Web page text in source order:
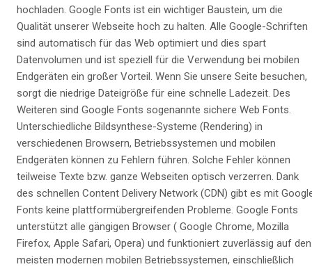
hochladen. Google Fonts ist ein wichtiger Baustein, um die
Qualität unserer Webseite hoch zu halten. Alle Google-Schriften
sind automatisch für das Web optimiert und dies spart
Datenvolumen und ist speziell für die Verwendung bei mobilen
Endgeräten ein großer Vorteil. Wenn Sie unsere Seite besuchen,
sorgt die niedrige Dateigröße für eine schnelle Ladezeit. Des
Weiteren sind Google Fonts sogenannte sichere Web Fonts.
Unterschiedliche Bildsynthese-Systeme (Rendering) in
verschiedenen Browsern, Betriebssystemen und mobilen
Endgeräten können zu Fehlern führen. Solche Fehler können
teilweise Texte bzw. ganze Webseiten optisch verzerren. Dank
des schnellen Content Delivery Network (CDN) gibt es mit
Fonts keine plattformübergreifenden Probleme. Google Fonts
unterstützt alle gängigen Browser ( Google Chrome, Mozilla
Firefox, Apple Safari, Opera) und funktioniert zuverlässig auf den
meisten modernen mobilen Betriebssystemen, einschließlich